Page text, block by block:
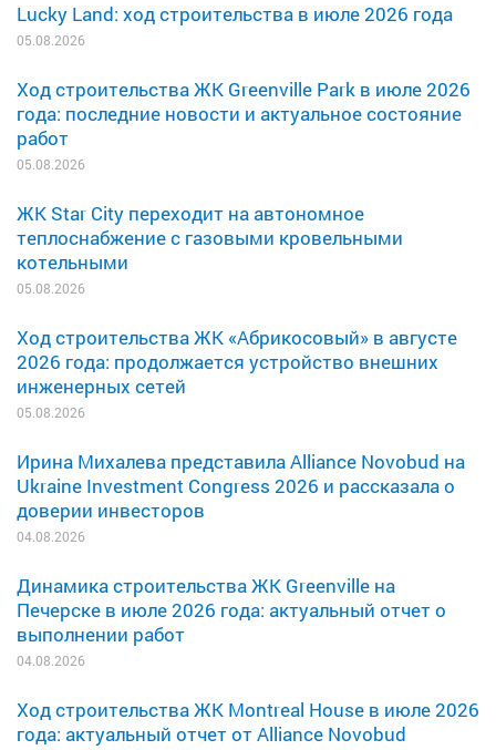
Lucky Land: ход строительства в июле 2026 года
05.08.2026
Ход строительства ЖК Greenville Park в июле 2026
года: последние новости и актуальное состояние
работ
05.08.2026
ЖК Star City переходит на автономное
теплоснабжение с газовыми кровельными
котельными
05.08.2026
Ход строительства ЖК «Абрикосовый» в августе
2026 года: продолжается устройство внешних
инженерных сетей
05.08.2026
Ирина Михалева представила Alliance Novobud на
Ukraine Investment Congress 2026 и рассказала о
доверии инвесторов
04.08.2026
Динамика строительства ЖК Greenville на
Печерске в июле 2026 года: актуальный отчет о
выполнении работ
04.08.2026
Ход строительства ЖК Montreal House в июле 2026
года: актуальный отчет от Alliance Novobud